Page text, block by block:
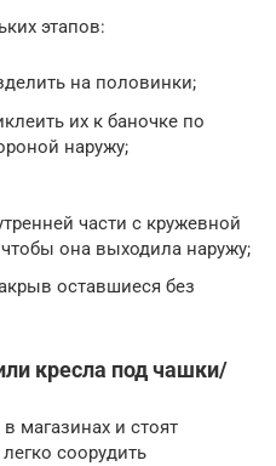
этапов:
на половинки;
их к баночке по
наружу;
части с кружевной
она выходила наружу;
оставшиеся без
кресла под чашки/
магазинах и стоят
соорудить